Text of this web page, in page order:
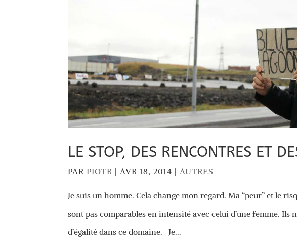
LE STOP, DES RENCONTRES ET
PARPIOTR |AVR 18, 2014 |AUTRES
Je suis un homme. Cela change mon regard. Ma “peur” et le
sont pas comparables en intensité avec celui d’une femme.
d’égalité dans ce domaine. Je...